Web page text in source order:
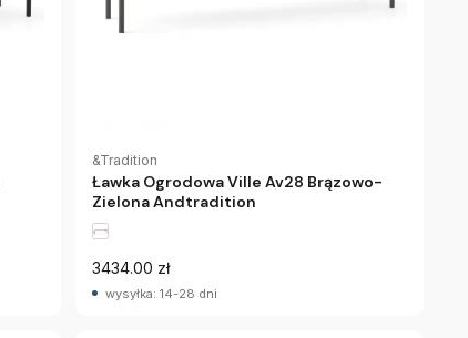
&Tradition
Ławka Ogrodowa Ville Av28 Brązowo-
Zielona Andtradition
3434.00 zł
wysyłka: 14-28 dni